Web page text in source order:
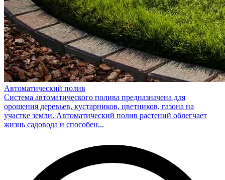
Автоматический полив
Система автоматического полива предназначена для
орошения деревьев, кустарников, цветников, газона на
участке земли. Автоматический полив растений облегчает
жизнь садовода и способен...